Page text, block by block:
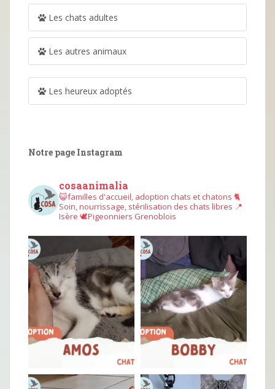
Les chats adultes
Les autres animaux
Les heureux adoptés
Notre page Instagram
cosaanimalia
😺familles d'accueil, adoption chats et chatons 🐈
Soin, nourrissage, stérilisation des chats libres 📍
Isère 🕊︎Pigeonniers Grenoblois